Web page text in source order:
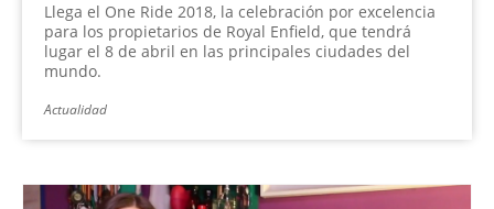
Llega el One Ride 2018, la celebración por excelencia
para los propietarios de Royal Enfield, que tendrá
lugar el 8 de abril en las principales ciudades del
mundo.
Actualidad